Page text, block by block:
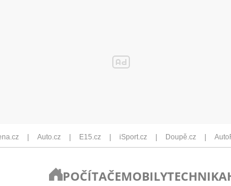
Auto.cz E15.cz iSport.cz Doupě.cz
POČÍTAČEMOBILYTECHNIKA